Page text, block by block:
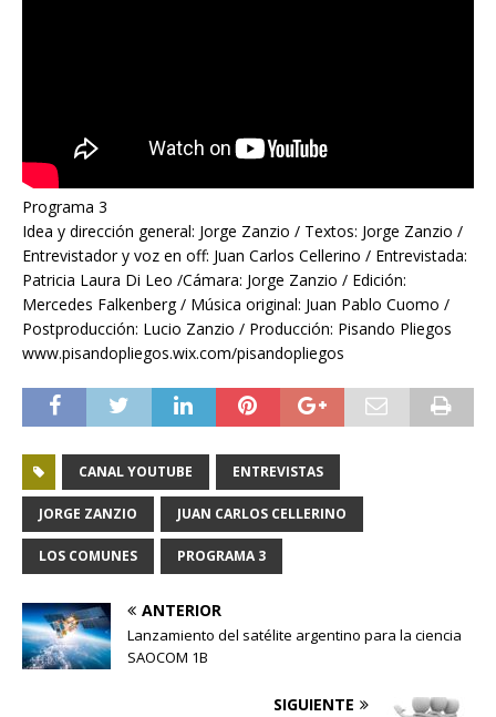
Programa 3
Idea y dirección general: Jorge Zanzio / Textos: Jorge Zanzio /
Entrevistador y voz en off: Juan Carlos Cellerino / Entrevistada:
Patricia Laura Di Leo /Cámara: Jorge Zanzio / Edición:
Mercedes Falkenberg / Música original: Juan Pablo Cuomo /
Postproducción: Lucio Zanzio / Producción: Pisando Pliegos
www.pisandopliegos.wix.com/pisandopliegos
CANAL YOUTUBE ENTREVISTAS
JORGE ZANZIO JUAN CARLOS CELLERINO
LOS COMUNES PROGRAMA 3
ANTERIOR
Lanzamiento del satélite argentino para la ciencia
SAOCOM 1B
SIGUIENTE